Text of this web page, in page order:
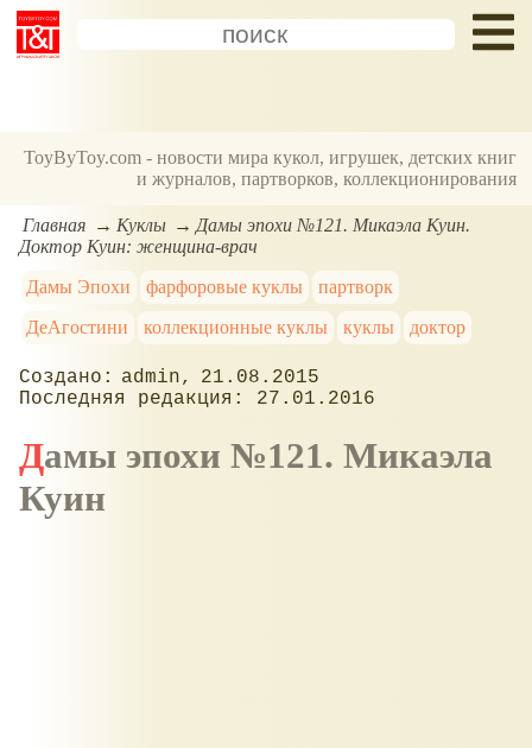
ToyByToy.com - новости мира кукол, игрушек, детских книг
и журналов, партворков, коллекционирования
Главная Куклы
Дамы эпохи №121. Микаэла Куин.
Доктор Куин: женщина-врач
Дамы Эпохи
фарфоровые куклы
партворк
ДеАгостини
коллекционные куклы куклы доктор
admin
21.08.2015
27.01.2016
Дамы эпохи №121. Микаэла
Куин